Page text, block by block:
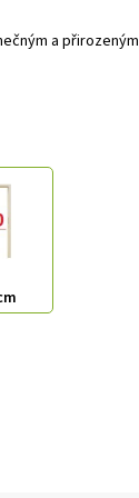
a přirozeným